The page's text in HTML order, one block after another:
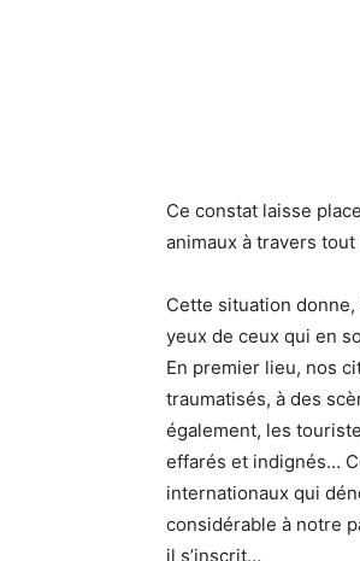
Ce constat laisse
animaux à travers
Cette situation
yeux de ceux qui en
En premier lieu, nos
traumatisés, à des
également, les
effarés et indignés…
internationaux qui
considérable à notre
il s’inscrit…